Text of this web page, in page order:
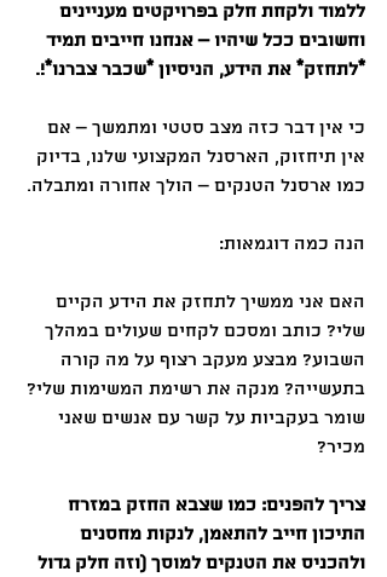
ללמוד ולקחת חלק בפרויקטים מעניינים
וחשובים ככל שיהיו – אנחנו חייבים תמיד
*לתחזק* את הידע, הניסיון *שכבר צברנו*!.
כי אין דבר כזה מצב סטטי ומתמשך – אם
אין תיחזוק, הארסנל המקצועי שלנו, בדיוק
כמו ארסנל הטנקים – הולך אחורה ומתבלה.
הנה כמה דוגמאות:
האם אני ממשיך לתחזק את הידע הקיים
שלי? כותב ומסכם לקחים שעולים במהלך
השבוע? מבצע מעקב רצוף על מה קורה
בתעשייה? מנקה את רשימת המשימות שלי?
שומר בעקביות על קשר עם אנשים שאני
מכיר?
צריך להפנים: כמו שצבא החזק במזרח
התיכון חייב להתאמן, לנקות מחסנים
ולהכניס את הטנקים למוסך (וזה חלק גדול